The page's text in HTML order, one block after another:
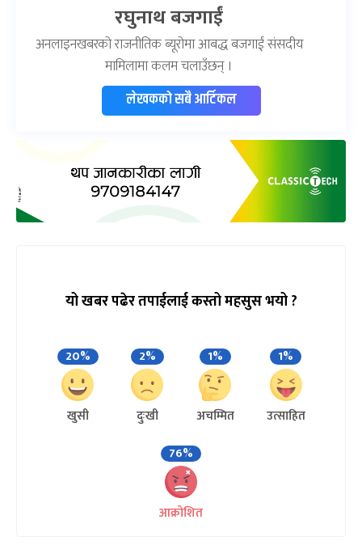
रघुनाथ बजगाईं
अनलाइनखबरको राजनीतिक ब्यूरोमा आबद्ध बजगाईं संसदीय
मामिलामा कलम चलाउँछन् ।
लेखकको सबै आर्टिकल
यो खबर पढेर तपाईलाई कस्तो महसुस भयो ?
20%
खुसी
2%
दुःखी
1%
अचम्मित
1%
उत्साहित
76%
आक्रोशित